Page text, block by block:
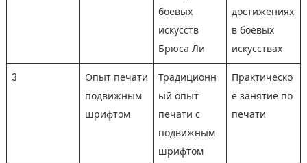
боевых
искусств
Брюса Ли
достижениях
в боевых
искусствах
3
Опыт печати
подвижным
шрифтом
Традиционн
ый опыт
печати с
подвижным
шрифтом
Практическо
е занятие по
печати